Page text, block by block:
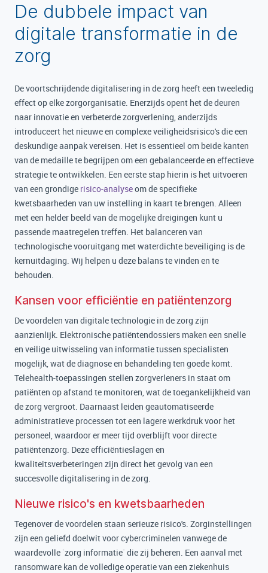
De dubbele impact van
digitale transformatie in de
zorg
De voortschrijdende digitalisering in de zorg heeft een tweeledig
effect op elke zorgorganisatie. Enerzijds opent het de deuren
naar innovatie en verbeterde zorgverlening, anderzijds
introduceert het nieuwe en complexe veiligheidsrisico's die een
deskundige aanpak vereisen. Het is essentieel om beide kanten
van de medaille te begrijpen om een gebalanceerde en effectieve
strategie te ontwikkelen. Een eerste stap hierin is het uitvoeren
van een grondige risico-analyseom de specifieke
kwetsbaarheden van uw instelling in kaart te brengen. Alleen
met een helder beeld van de mogelijke dreigingen kunt u
passende maatregelen treffen. Het balanceren van
technologische vooruitgang met waterdichte beveiliging is de
kernuitdaging. Wij helpen u deze balans te vinden en te
behouden.
Kansen voor efficiëntie en patiëntenzorg
De voordelen van digitale technologie in de zorg zijn
aanzienlijk. Elektronische patiëntendossiers maken een snelle
en veilige uitwisseling van informatie tussen specialisten
mogelijk, wat de diagnose en behandeling ten goede komt.
Telehealth-toepassingen stellen zorgverleners in staat om
patiënten op afstand te monitoren, wat de toegankelijkheid van
de zorg vergroot. Daarnaast leiden geautomatiseerde
administratieve processen tot een lagere werkdruk voor het
personeel, waardoor er meer tijd overblijft voor directe
patiëntenzorg. Deze efficiëntieslagen en
kwaliteitsverbeteringen zijn direct het gevolg van een
succesvolle digitalisering in de zorg.
Nieuwe risico's en kwetsbaarheden
Tegenover de voordelen staan serieuze risico's. Zorginstellingen
zijn een geliefd doelwit voor cybercriminelen vanwege de
waardevolle `zorg informatie` die zij beheren. Een aanval met
ransomware kan de volledige operatie van een ziekenhuis